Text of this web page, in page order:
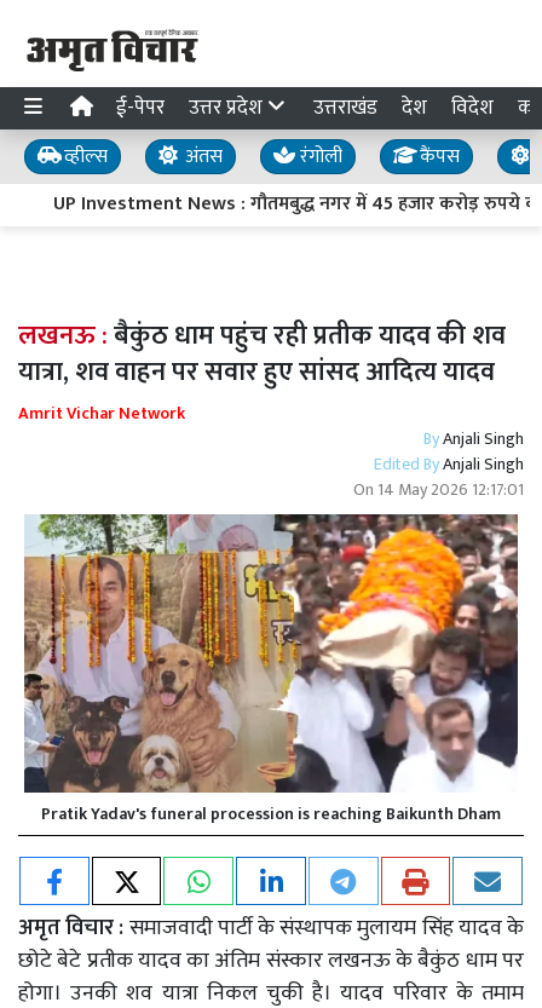
ई-पेपर उत्तर प्रदेश उत्तराखंड देश विदेश
व्हील्स अंतस रंगोली कैंपस
UP Investment News : गौतमबुद्ध नगर में 45 हजार करोड़ रुपये
लखनऊ :बैकुंठ धाम पहुंच रही प्रतीक यादव की शव
यात्रा, शव वाहन पर सवार हुए सांसद आदित्य यादव
Amrit Vichar Network
ByAnjali Singh
Edited ByAnjali Singh
On 14 May 2026 12:17:01
Pratik Yadav's funeral procession is reaching Baikunth Dham
अमृत विचार :समाजवादी पार्टी के संस्थापक मुलायम सिंह यादव के
छोटे बेटे प्रतीक यादव का अंतिम संस्कार लखनऊ के बैकुंठ धाम पर
होगा। उनकी शव यात्रा निकल चुकी है। यादव परिवार के तमाम